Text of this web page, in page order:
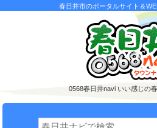
春日井市のポータルサイト＆
0568春日井naviいい感じの